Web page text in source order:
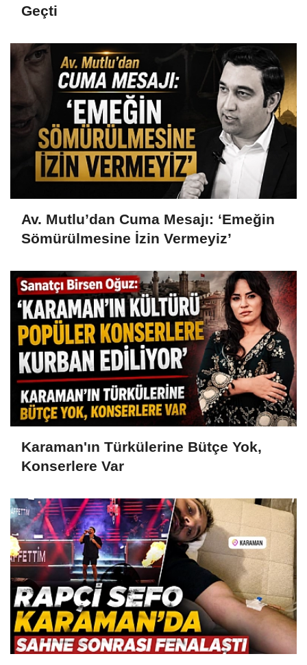
Geçti
Av. Mutlu’dan Cuma Mesajı: ‘Emeğin
Sömürülmesine İzin Vermeyiz’
Karaman'ın Türkülerine Bütçe Yok,
Konserlere Var